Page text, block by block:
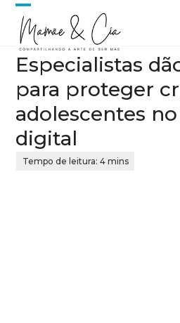
Skip
content
Open
mobile
menu
Close
mobile
menu
Especialistas
para proteger
adolescentes
digital